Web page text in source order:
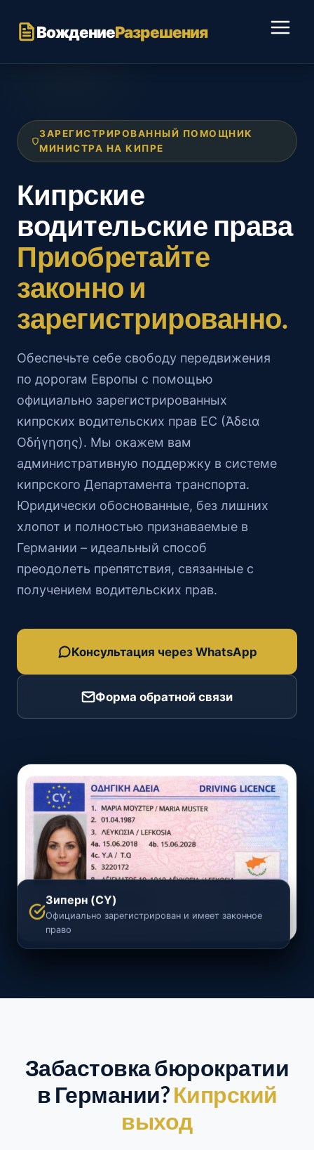
содержимому
ВождениеРазрешения
ЗАРЕГИСТРИРОВАННЫЙ ПОМОЩНИК
МИНИСТРА НА КИПРЕ
Кипрские
водительские права
Приобретайте
законно и
зарегистрированно.
Обеспечьте себе свободу передвижения
по дорогам Европы с помощью
официально зарегистрированных
кипрских водительских прав ЕС (Άδεια
Οδήγησης). Мы окажем вам
административную поддержку в системе
кипрского Департамента транспорта.
Юридически обоснованные, без лишних
хлопот и полностью признаваемые в
Германии – идеальный способ
преодолеть препятствия, связанные с
получением водительских прав.
Консультация через WhatsApp
Форма обратной связи
Зиперн (CY)
Официально зарегистрирован и имеет законное
право
Забастовка бюрократии
в Германии?Кипрский
выход